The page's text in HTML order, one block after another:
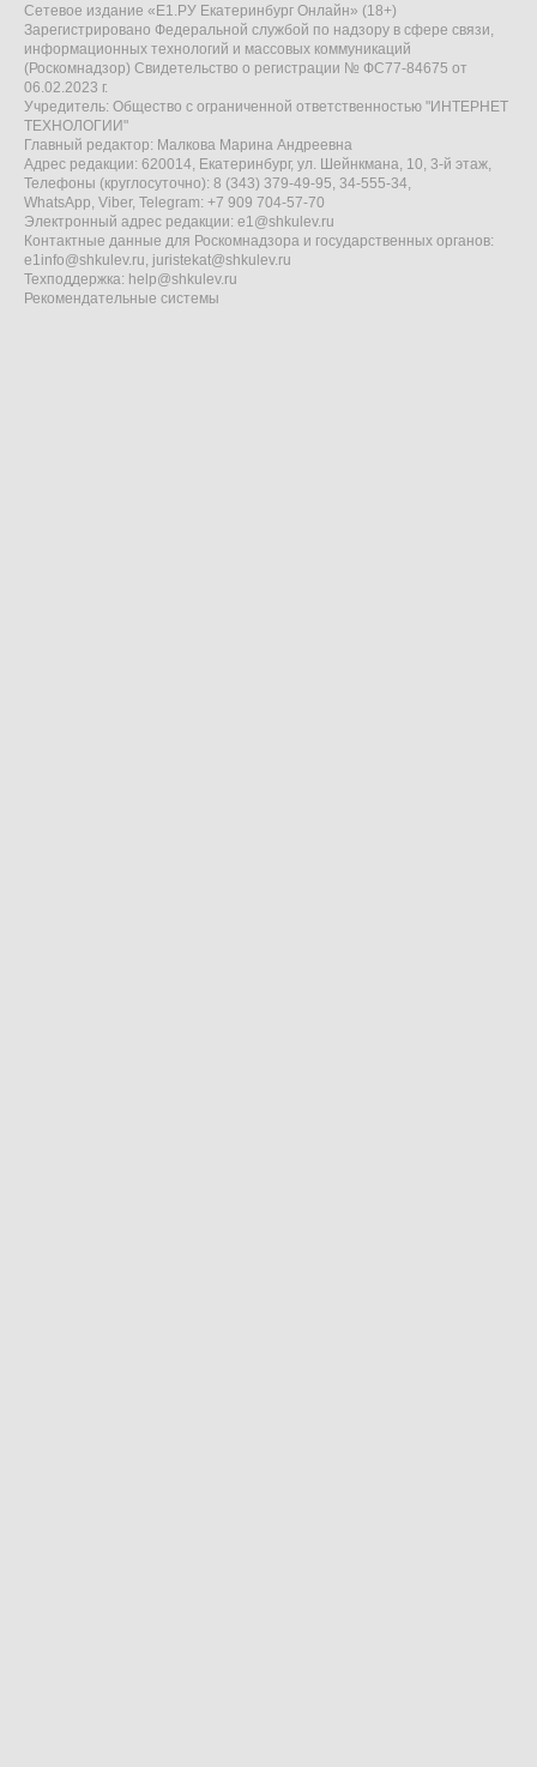
Сетевое издание «Е1.РУ Екатеринбург Онлайн» (18+)
Зарегистрировано Федеральной службой по надзору в сфере связи,
информационных технологий и массовых коммуникаций
(Роскомнадзор) Свидетельство о регистрации № ФС77-84675 от
06.02.2023 г.
Учредитель: Общество с ограниченной ответственностью "ИНТЕРНЕТ
ТЕХНОЛОГИИ"
Главный редактор: Малкова Марина Андреевна
Адрес редакции: 620014, Екатеринбург, ул. Шейнкмана, 10, 3-й этаж,
Телефоны (круглосуточно): 8 (343) 379-49-95, 34-555-34,
WhatsApp, Viber, Telegram: +7 909 704-57-70
Электронный адрес редакции: e1@shkulev.ru
Контактные данные для Роскомнадзора и государственных органов:
e1info@shkulev.ru juristekat@shkulev.ru
Техподдержка: help@shkulev.ru
Рекомендательные системы